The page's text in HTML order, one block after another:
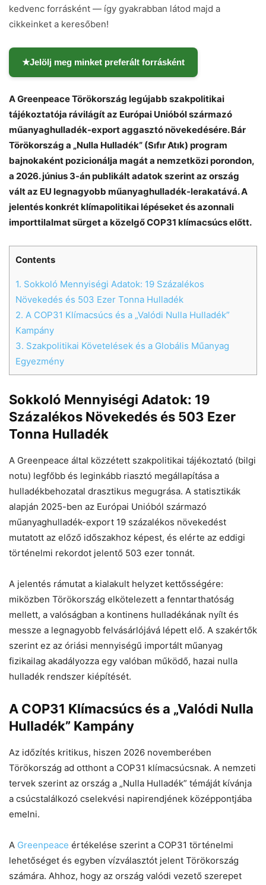
kedvenc forrásként — így gyakrabban látod majd a
cikkeinket a keresőben!
★Jelölj meg minket preferált forrásként
A Greenpeace Törökország legújabb szakpolitikai
tájékoztatója rávilágít az Európai Unióból származó
műanyaghulladék-export aggasztó növekedésére. Bár
Törökország a „Nulla Hulladék” (Sıfır Atık) program
bajnokaként pozicionálja magát a nemzetközi porondon,
a 2026. június 3-án publikált adatok szerint az ország
vált az EU legnagyobb műanyaghulladék-lerakatává. A
jelentés konkrét klímapolitikai lépéseket és azonnali
importtilalmat sürget a közelgő COP31 klímacsúcs előtt.
Contents
1. Sokkoló Mennyiségi Adatok: 19 Százalékos
Növekedés és 503 Ezer Tonna Hulladék
2. A COP31 Klímacsúcs és a „Valódi Nulla Hulladék”
Kampány
3. Szakpolitikai Követelések és a Globális Műanyag
Egyezmény
Sokkoló Mennyiségi Adatok: 19
Százalékos Növekedés és 503 Ezer
Tonna Hulladék
A Greenpeace által közzétett szakpolitikai tájékoztató (bilgi
notu) legfőbb és leginkább riasztó megállapítása a
hulladékbehozatal drasztikus megugrása. A statisztikák
alapján 2025-ben az Európai Unióból származó
műanyaghulladék-export 19 százalékos növekedést
mutatott az előző időszakhoz képest, és elérte az eddigi
történelmi rekordot jelentő 503 ezer tonnát.
A jelentés rámutat a kialakult helyzet kettősségére:
miközben Törökország elkötelezett a fenntarthatóság
mellett, a valóságban a kontinens hulladékának nyílt és
messze a legnagyobb felvásárlójává lépett elő. A szakértők
szerint ez az óriási mennyiségű importált műanyag
fizikailag akadályozza egy valóban működő, hazai nulla
hulladék rendszer kiépítését.
A COP31 Klímacsúcs és a „Valódi Nulla
Hulladék” Kampány
Az időzítés kritikus, hiszen 2026 novemberében
Törökország ad otthont a COP31 klímacsúcsnak. A nemzeti
tervek szerint az ország a „Nulla Hulladék” témáját kívánja
a csúcstalálkozó cselekvési napirendjének középpontjába
emelni.
A Greenpeace értékelése szerint a COP31 történelmi
lehetőséget és egyben vízválasztót jelent Törökország
számára. Ahhoz, hogy az ország valódi vezető szerepet
Helló! Miben segíthetek ma?